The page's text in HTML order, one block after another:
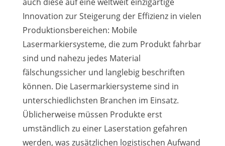
Innovation zur Steigerung der Effizienz in vielen
Produktionsbereichen: Mobile
Lasermarkiersysteme, die zum Produkt fahrbar
sind und nahezu jedes Material
fälschungssicher und langlebig beschriften
können. Die Lasermarkiersysteme sind in
unterschiedlichsten Branchen im Einsatz.
Üblicherweise müssen Produkte erst
umständlich zu einer Laserstation gefahren
werden, was zusätzlichen logistischen Aufwand